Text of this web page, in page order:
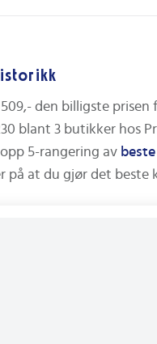
den billigste prisen
blant 3 butikker hos
5-rangering av beste
på at du gjør det beste